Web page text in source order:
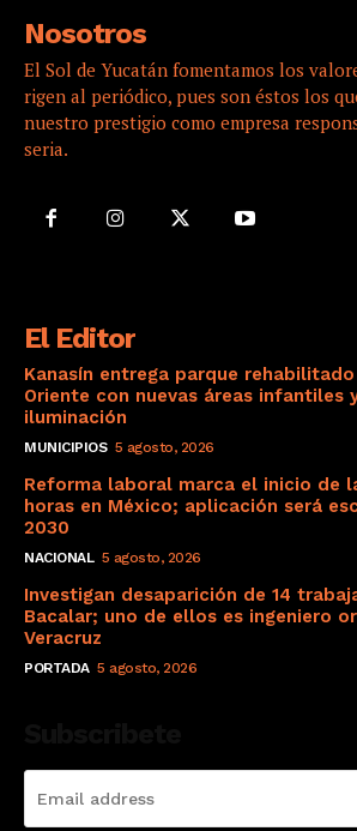
Nosotros
El Sol de Yucatán fomentamos los
rigen al periódico, pues son éstos los
nuestro prestigio como empresa
seria.
El Editor
Kanasín entrega parque
Oriente con nuevas áreas infantiles
iluminación
MUNICIPIOS 5 agosto, 2026
Reforma laboral marca el inicio de
horas en México; aplicación será
2030
NACIONAL 5 agosto, 2026
Investigan desaparición de 14
Bacalar; uno de ellos es ingeniero
Veracruz
PORTADA 5 agosto, 2026